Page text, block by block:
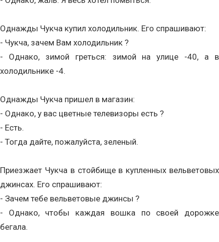
Однажды Чукча купил холодильник. Его спрашивают:
- Чукча, зачем Вам холодильник ?
- Однако, зимой греться: зимой на улице -40, а в
холодильнике -4.
Однажды Чукча пришел в магазин:
- Однако, у вас цветные телевизоры есть ?
- Есть.
- Тогда дайте, пожалуйста, зеленый.
Приезжает Чукча в стойбище в купленных вельветовых
джинсах. Его спрашивают:
- Зачем тебе вельветовые джинсы ?
- Однако, чтобы каждая вошка по своей дорожке
бегала.